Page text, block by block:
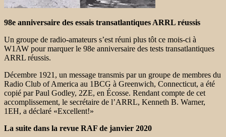
98e anniversaire des essais transatlantiques ARRL réussis
Un groupe de radio-amateurs s’est réuni plus tôt ce mois-ci à
W1AW pour marquer le 98e anniversaire des tests transatlantiques
ARRL réussis.
Décembre 1921, un message transmis par un groupe de membres du
Radio Club of America au 1BCG à Greenwich, Connecticut, a été
copié par Paul Godley, 2ZE, en Écosse. Rendant compte de cet
accomplissement, le secrétaire de l’ARRL, Kenneth B. Warner,
1EH, a déclaré «Excellent!»
La suite dans la revue RAF de janvier 2020